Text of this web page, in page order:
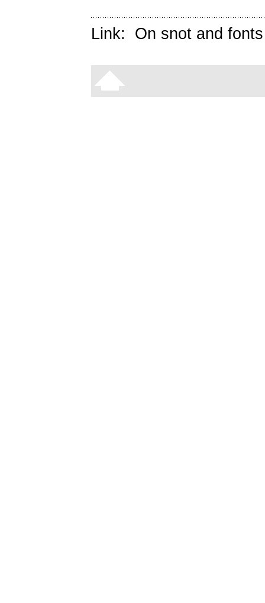
Link: On snot and fonts